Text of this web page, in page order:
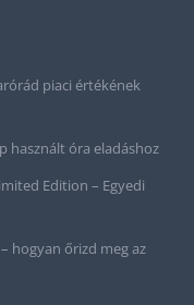
piaci értékének
használt óra eladáshoz
Edition – Egyedi
hogyan őrizd meg az